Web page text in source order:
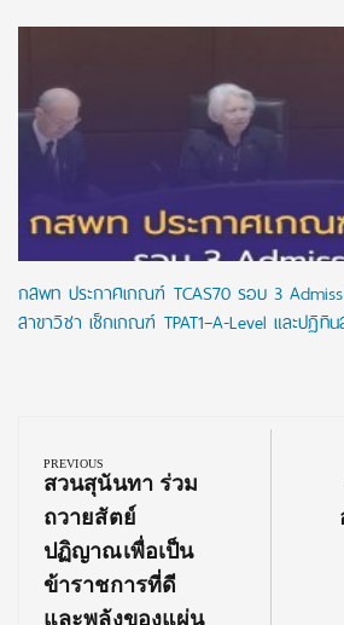
กสพท ประกาศเกณฑ์ TCAS70 รอบ 3
สาขาวิชา เช็กเกณฑ์ TPAT1–A-Level และปฏิทิ
navigation
PREVIOUS
Previous
Post:
สวนสุนันทา ร่วม
ถวายสัตย์
ปฏิญาณเพื่อเป็น
ข้าราชการที่ดี
และพลังของแผ่น